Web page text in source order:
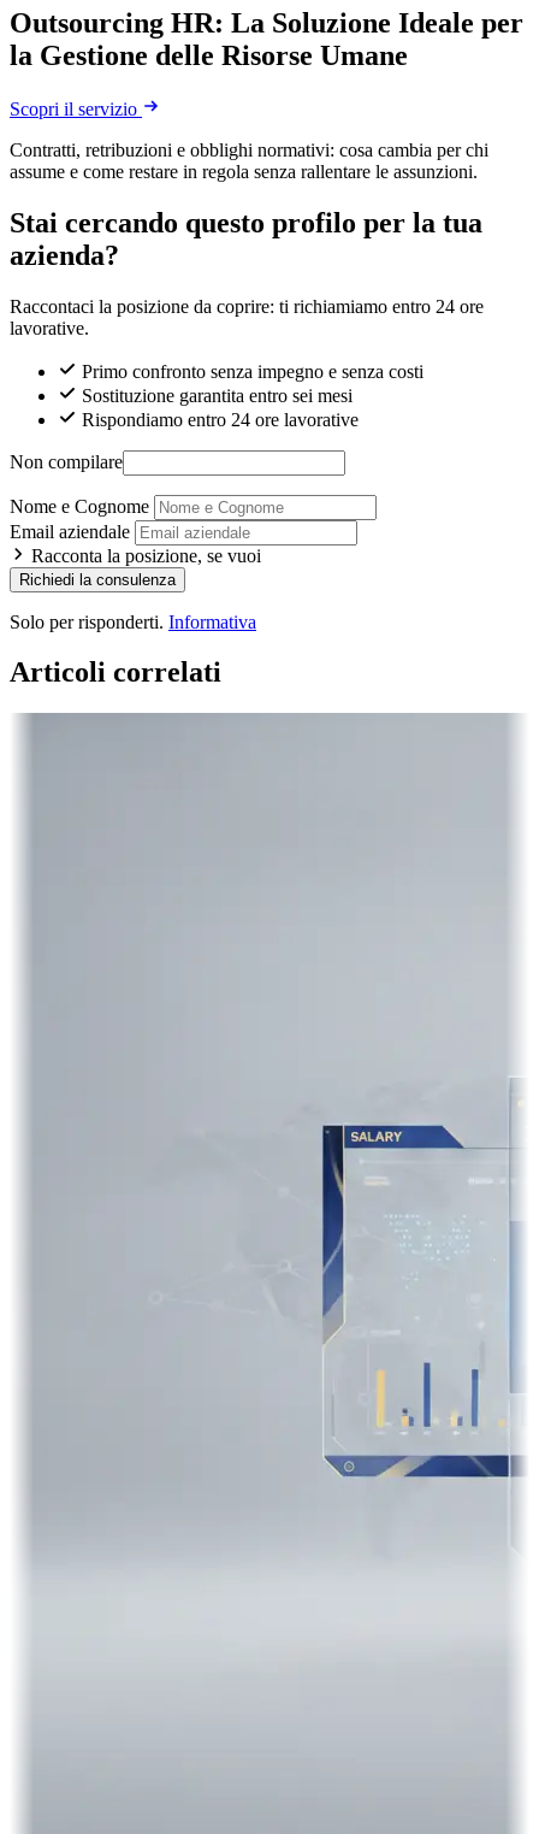
Outsourcing HR: La Soluzione Ideale per
la Gestione delle Risorse Umane
Scopri il servizio
Contratti, retribuzioni e obblighi normativi: cosa cambia per chi
assume e come restare in regola senza rallentare le assunzioni.
Stai cercando questo profilo per la tua
azienda?
Raccontaci la posizione da coprire: ti richiamiamo entro 24 ore
lavorative.
Primo confronto senza impegno e senza costi
Sostituzione garantita entro sei mesi
Rispondiamo entro 24 ore lavorative
Non compilare
Nome e Cognome
Email aziendale
Racconta la posizione, se vuoi
Richiedi la consulenza
Solo per risponderti. Informativa
Articoli correlati